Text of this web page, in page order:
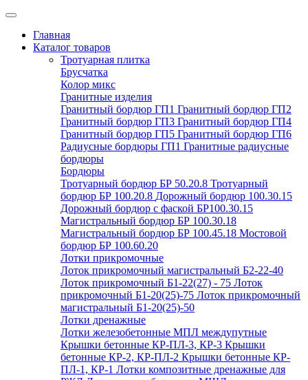
Главная
Каталог товаров
Тротуарная плитка
Брусчатка
Колор микс
Гранитные изделия
Гранитный бордюр ГП1 Гранитный бордюр ГП2
Гранитный бордюр ГП3 Гранитный бордюр ГП4
Гранитный бордюр ГП5 Гранитный бордюр ГП6
Радиусные бордюры ГП1 Гранитные радиусные
бордюры
Бордюры
Тротуарный бордюр БР 50.20.8 Тротуарный
бордюр БР 100.20.8 Дорожный бордюр 100.30.15
Дорожный бордюр с фаской БР100.30.15
Магистральный бордюр БР 100.30.18
Магистральный бордюр БР 100.45.18 Мостовой
бордюр БР 100.60.20
Лотки прикромочные
Лоток прикромочный магистральный Б2-22-40
Лоток прикромочный Б1-22(27) - 75 Лоток
прикромочный Б1-20(25)-75 Лоток прикромочный
магистральный Б1-20(25)-50
Лотки дренажные
Лотки железобетонные МПЛ междупутные
Крышки бетонные КР-ПЛ-3, КР-3 Крышки
бетонные КР-2, КР-ПЛ-2 Крышки бетонные КР-
ПЛ-1, КР-1 Лотки композитные дренажные для